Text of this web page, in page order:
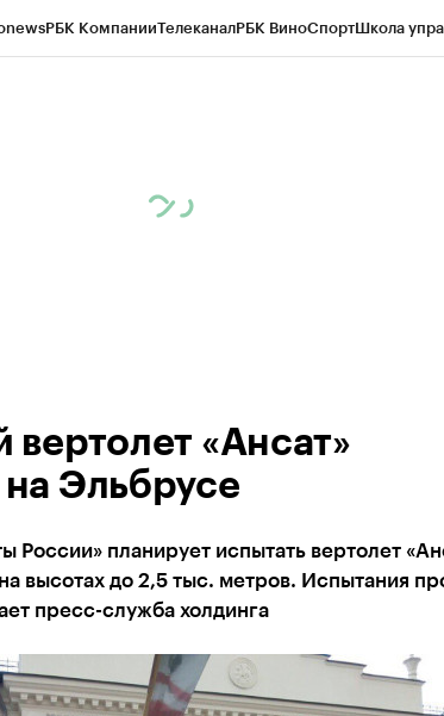
РБК КомпанииТелеканалРБК ВиноСпортШкола
вертолет «Ансат»
Эльбрусе
России» планирует испытать вертолет
высотах до 2,5 тыс. метров. Испытания
пресс-служба холдинга